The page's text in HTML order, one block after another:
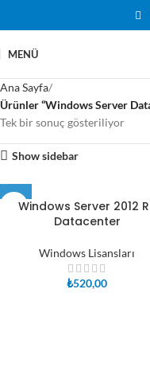
MENÜ
Ana Sayfa
Ürünler “Windows Server
Tek bir sonuç gösteriliyor
Show sidebar
Windows Server 2012
Datacenter
Windows Lisansları
₺520,00